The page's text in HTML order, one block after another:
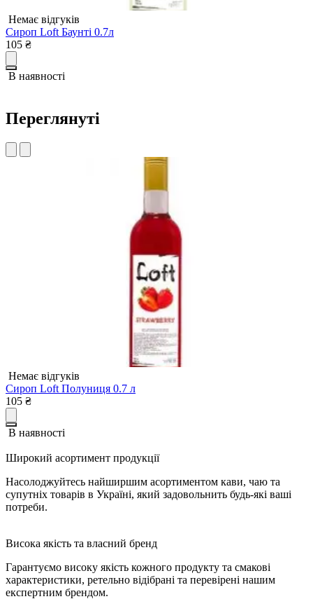
Немає відгуків
Сироп Loft Баунті 0.7л
105 ₴
В наявності
Переглянуті
Немає відгуків
Сироп Loft Полуниця 0.7 л
105 ₴
В наявності
Широкий асортимент продукції
Насолоджуйтесь найширшим асортиментом кави, чаю та
супутніх товарів в Україні, який задовольнить будь-які ваші
потреби.
Висока якість та власний бренд
Гарантуємо високу якість кожного продукту та смакові
характеристики, ретельно відібрані та перевірені нашим
експертним брендом.